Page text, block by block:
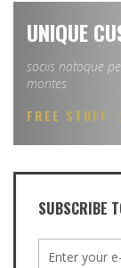
UNIQUE
sociis natoque
montes
FREE STUFF
SUBSCRIBE